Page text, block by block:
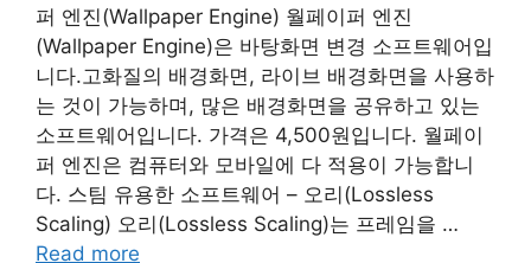
퍼 엔진(Wallpaper Engine) 월페이퍼 엔진
(Wallpaper Engine)은 바탕화면 변경 소프트웨어입
니다.고화질의 배경화면, 라이브 배경화면을 사용하
는 것이 가능하며, 많은 배경화면을 공유하고 있는
소프트웨어입니다. 가격은 4,500원입니다. 월페이
퍼 엔진은 컴퓨터와 모바일에 다 적용이 가능합니
다. 스팀 유용한 소프트웨어 – 오리(Lossless
Scaling) 오리(Lossless Scaling)는 프레임을 …
Read more